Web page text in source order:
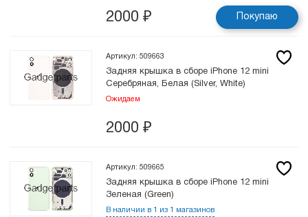
2000 ₽ Покупаю
Артикул: 509663
Задняя крышка в сборе iPhone 12 mini
Серебряная, Белая (Silver, White)
Ожидаем
2000 ₽
Артикул: 509665
Задняя крышка в сборе iPhone 12 mini
Зеленая (Green)
В наличии в 1 из 1 магазинов